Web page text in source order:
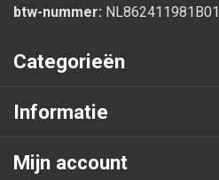
btw-nummer: NL862411981B01
Categorieën
Informatie
Mijn account